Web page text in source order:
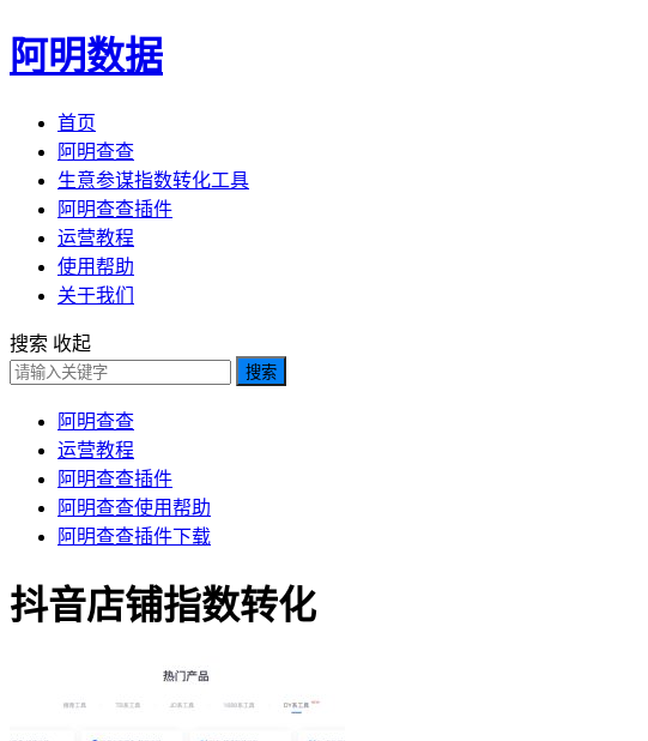
阿明数据
首页
阿明查查
生意参谋指数转化工具
阿明查查插件
运营教程
使用帮助
关于我们
搜索 收起
搜索
阿明查查
运营教程
阿明查查插件
阿明查查使用帮助
阿明查查插件下载
抖音店铺指数转化